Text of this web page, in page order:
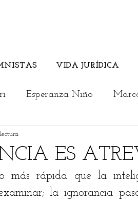
VIDA JURÍDICA
Esperanza Niño
Columnistas invitados
ES
más rápida que la
la ignorancia